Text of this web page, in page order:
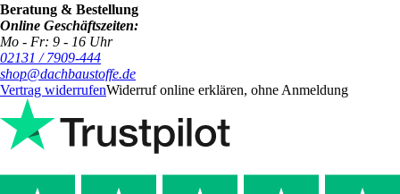
Beratung & Bestellung
Online Geschäftszeiten:
Mo - Fr: 9 - 16 Uhr
02131 / 7909-444
shop@dachbaustoffe.de
Vertrag widerrufenWiderruf online erklären, ohne Anmeldung